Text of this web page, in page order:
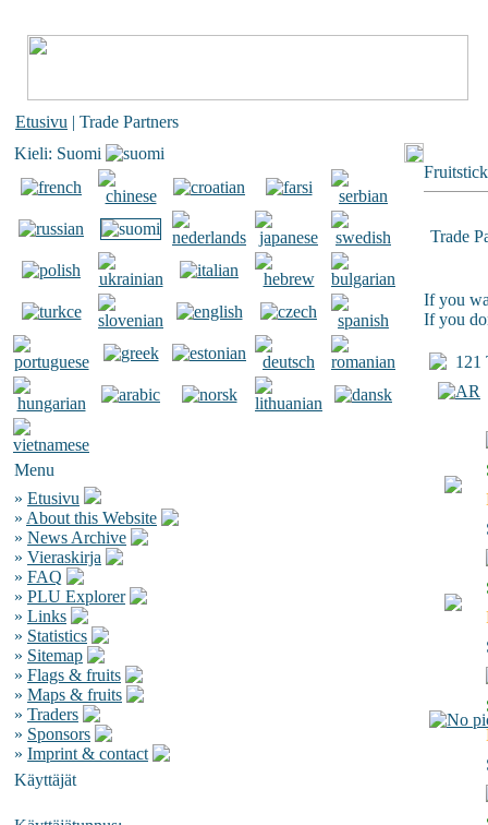
Etusivu | Trade Partners
Kieli: Suomi
Menu
» Etusivu
» About this Website
» News Archive
» Vieraskirja
» FAQ
» PLU Explorer
» Links
» Statistics
» Sitemap
» Flags & fruits
» Maps & fruits
» Traders
» Sponsors
» Imprint & contact
Käyttäjät
Trade
If you
If you
121